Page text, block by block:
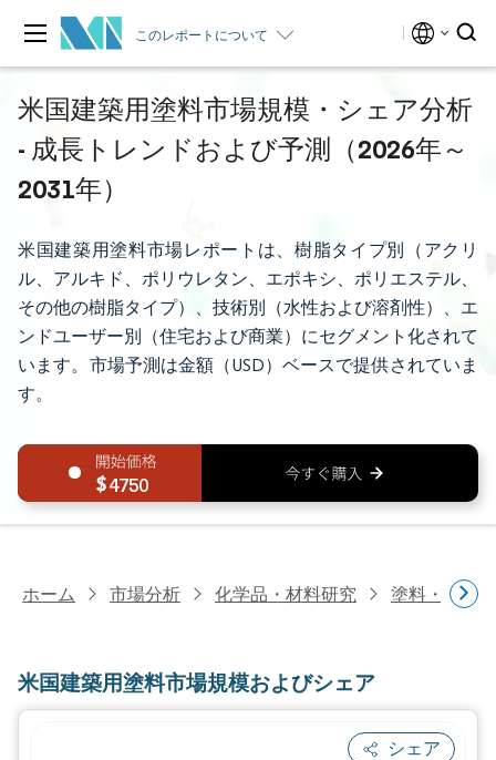
このレポートについて
米国建築用塗料市場規模・シェア分析
- 成長トレンドおよび予測（2026年～
2031年）
米国建築用塗料市場レポートは、樹脂タイプ別（アクリ
ル、アルキド、ポリウレタン、エポキシ、ポリエステル、
その他の樹脂タイプ）、技術別（水性および溶剤性）、エ
ンドユーザー別（住宅および商業）にセグメント化されて
います。市場予測は金額（USD）ベースで提供されていま
す。
4750
ホーム 市場分析 化学品・材料研究 塗料・コー
米国建築用塗料市場規模およびシェア
シェア